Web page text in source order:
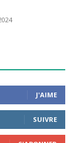
J'AIME
SUIVRE